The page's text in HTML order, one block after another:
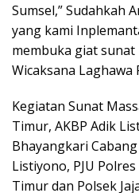
Sumsel,” Sudahkah
yang kami
membuka giat
Wicaksana Laghawa
Kegiatan Sunat
Timur, AKBP Adik
Bhayangkari
Listiyono, PJU
Timur dan Polsek